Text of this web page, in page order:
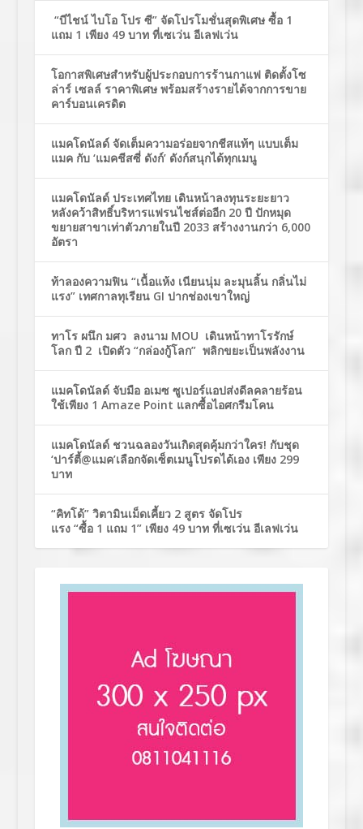
“บีไชน์ ไบโอ โปร ซี” จัดโปรโมชั่นสุดพิเศษ ซื้อ 1
แถม 1 เพียง 49 บาท ที่เซเว่น อีเลฟเว่น
โอกาสพิเศษสำหรับผู้ประกอบการร้านกาแฟ ติดตั้งโซ
ล่าร์ เซลล์ ราคาพิเศษ พร้อมสร้างรายได้จากการขาย
คาร์บอนเครดิต
แมคโดนัลด์ จัดเต็มความอร่อยจากชีสแท้ๆ แบบเต็ม
แมค กับ ‘แมคชีสซี่ ดังก์’ ดังก์สนุกได้ทุกเมนู
แมคโดนัลด์ ประเทศไทย เดินหน้าลงทุนระยะยาว
หลังคว้าสิทธิ์บริหารแฟรนไชส์ต่ออีก 20 ปี ปักหมุด
ขยายสาขาเท่าตัวภายในปี 2033 สร้างงานกว่า 6,000
อัตรา
ท้าลองความฟิน “เนื้อแห้ง เนียนนุ่ม ละมุนลิ้น กลิ่นไม่
แรง” เทศกาลทุเรียน GI ปากช่องเขาใหญ่
ทาโร ผนึก มศว ลงนาม MOU เดินหน้าทาโรรักษ์
โลก ปี 2 เปิดตัว “กล่องกู้โลก” พลิกขยะเป็นพลังงาน
แมคโดนัลด์ จับมือ อเมซ ซูเปอร์แอปส่งดีลคลายร้อน
ใช้เพียง 1 Amaze Point แลกซื้อไอศกรีมโคน
แมคโดนัลด์ ชวนฉลองวันเกิดสุดคุ้มกว่าใคร! กับชุด
‘ปาร์ตี้@แมค’เลือกจัดเซ็ตเมนูโปรดได้เอง เพียง 299
บาท
“คิทโด้” วิตามินเม็ดเคี้ยว 2 สูตร จัดโปร
แรง “ซื้อ 1 แถม 1” เพียง 49 บาท ที่เซเว่น อีเลฟเว่น